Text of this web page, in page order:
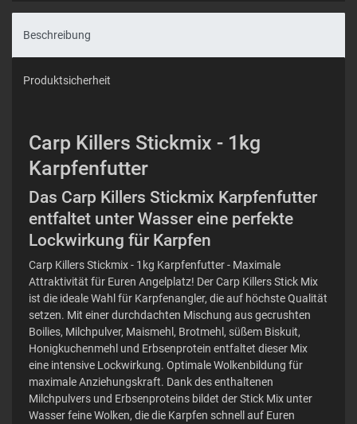
Beschreibung
Produktsicherheit
Carp Killers Stickmix - 1kg
Karpfenfutter
Das Carp Killers Stickmix Karpfenfutter
entfaltet unter Wasser eine perfekte
Lockwirkung für Karpfen
Carp Killers Stickmix - 1kg Karpfenfutter - Maximale
Attraktivität für Euren Angelplatz! Der Carp Killers Stick Mix
ist die ideale Wahl für Karpfenangler, die auf höchste Qualität
setzen. Mit einer durchdachten Mischung aus gecrushten
Boilies, Milchpulver, Maismehl, Brotmehl, süßem Biskuit,
Honigkuchenmehl und Erbsenprotein entfaltet dieser Mix
eine intensive Lockwirkung. Optimale Wolkenbildung für
maximale Anziehungskraft. Dank des enthaltenen
Milchpulvers und Erbsenproteins bildet der Stick Mix unter
Wasser feine Wolken, die die Karpfen schnell auf Euren